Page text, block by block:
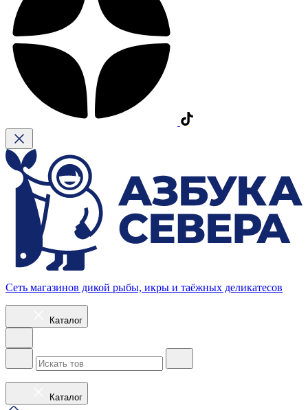
Сеть магазинов дикой рыбы, икры и таёжных деликатесов
Каталог
Каталог